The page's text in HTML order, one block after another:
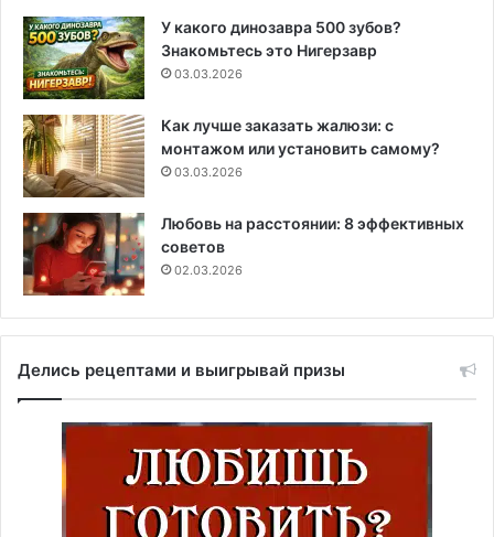
У какого динозавра 500 зубов?
Знакомьтесь это Нигерзавр
03.03.2026
Как лучше заказать жалюзи: с
монтажом или установить самому?
03.03.2026
Любовь на расстоянии: 8 эффективных
советов
02.03.2026
Делись рецептами и выигрывай призы